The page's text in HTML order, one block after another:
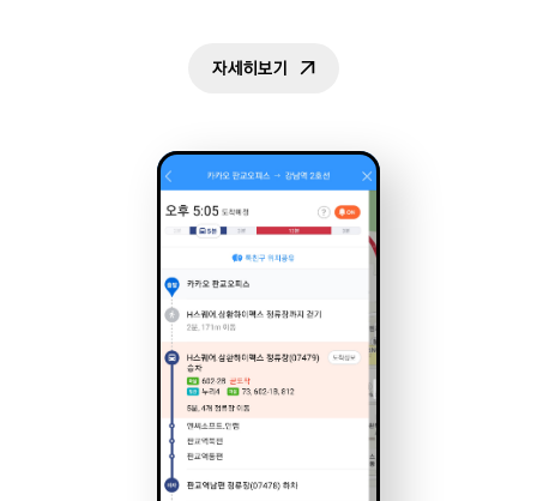
자세히보기